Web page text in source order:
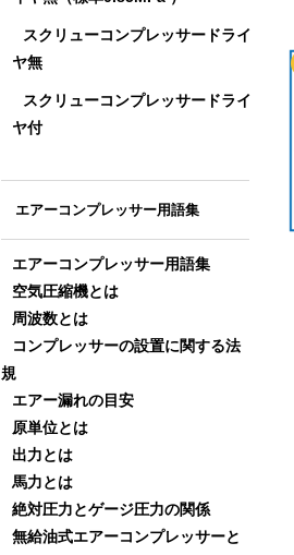
スクリューコンプレッサードライ
ヤ無
スクリューコンプレッサードライ
ヤ付
エアーコンプレッサー用語集
エアーコンプレッサー用語集
空気圧縮機とは
周波数とは
コンプレッサーの設置に関する法
規
エアー漏れの目安
原単位とは
出力とは
馬力とは
絶対圧力とゲージ圧力の関係
無給油式エアーコンプレッサーと